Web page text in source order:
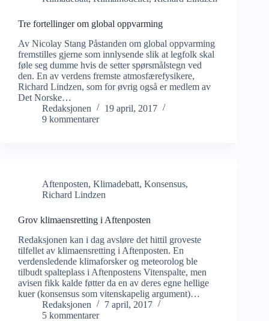
Tre fortellinger om global oppvarming
Av Nicolay Stang Påstanden om global oppvarming
fremstilles gjerne som innlysende slik at legfolk skal
føle seg dumme hvis de setter spørsmålstegn ved
den. En av verdens fremste atmosfærefysikere,
Richard Lindzen, som for øvrig også er medlem av
Det Norske…
Redaksjonen
19 april, 2017
9 kommentarer
Aftenposten, Klimadebatt, Konsensus,
Richard Lindzen
Grov klimaensretting i Aftenposten
Redaksjonen kan i dag avsløre det hittil groveste
tilfellet av klimaensretting i Aftenposten. En
verdensledende klimaforsker og meteorolog ble
tilbudt spalteplass i Aftenpostens Vitenspalte, men
avisen fikk kalde føtter da en av deres egne hellige
kuer (konsensus som vitenskapelig argument)…
Redaksjonen
7 april, 2017
5 kommentarer